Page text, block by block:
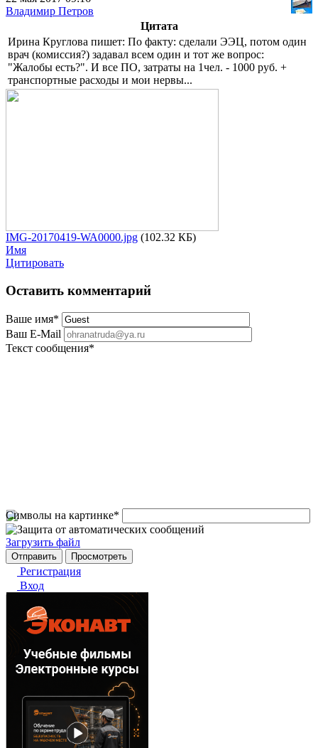
Владимир Петров
Цитата
Ирина Круглова пишет: По факту: сделали ЭЭЦ, потом один
врач (комиссия?) задавал всем один и тот же вопрос:
"Жалобы есть?". И все ПО, затраты на 1чел. - 1000 руб. +
транспортные расходы и мои нервы...
IMG-20170419-WA0000.jpg (102.32 КБ)
Имя
Цитировать
Оставить комментарий
Ваше имя*
Ваш E-Mail
Текст сообщения*
Символы на картинке*
Загрузить файл
Регистрация
Вход